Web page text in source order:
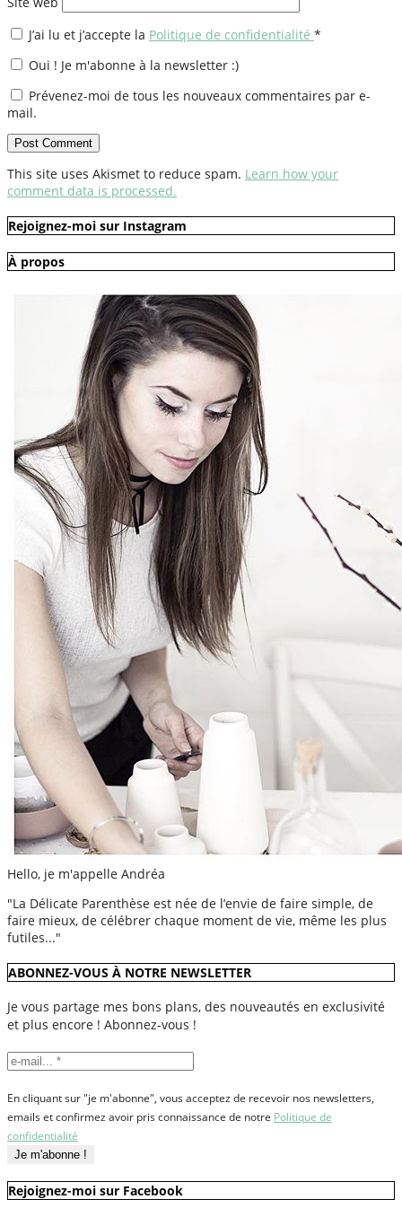
J’ai lu et j’accepte la Politique de confidentialité *
Oui ! Je m'abonne à la newsletter :)
Prévenez-moi de tous les nouveaux commentaires par e-
mail.
This site uses Akismet to reduce spam. Learn how your
comment data is processed.
Rejoignez-moi sur Instagram
À propos
Hello, je m'appelle Andréa
"La Délicate Parenthèse est née de l’envie de faire simple, de
faire mieux, de célébrer chaque moment de vie, même les plus
futiles..."
ABONNEZ-VOUS À NOTRE NEWSLETTER
Je vous partage mes bons plans, des nouveautés en exclusivité
et plus encore ! Abonnez-vous !
En cliquant sur "je m'abonne", vous acceptez de recevoir nos newsletters,
emails et confirmez avoir pris connaissance de notre Politique de
confidentialité
Rejoignez-moi sur Facebook